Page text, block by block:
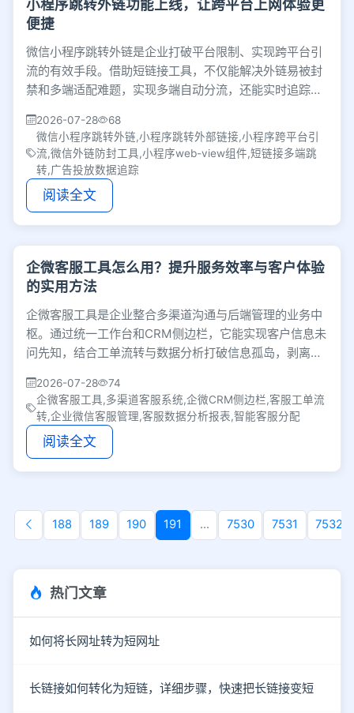
小程序跳转外链功能上线，让跨平台上网体验更
便捷
微信小程序跳转外链是企业打破平台限制、实现跨平台引
流的有效手段。借助短链接工具，不仅能解决外链易被封
禁和多端适配难题，实现多端自动分流，还能实时追踪投
2026-07-28
68
微信小程序跳转外链,小程序跳转外部链接,小程序跨平台引
流,微信外链防封工具,小程序web-view组件,短链接多端跳
转,广告投放数据追踪
阅读全文
企微客服工具怎么用？提升服务效率与客户体验
的实用方法
企微客服工具是企业整合多渠道沟通与后端管理的业务中
枢。通过统一工作台和CRM侧边栏，它能实现客户信息未
问先知，结合工单流转与数据分析打破信息孤岛，剥离重
2026-07-28
74
企微客服工具,多渠道客服系统,企微CRM侧边栏,客服工单流
转,企业微信客服管理,客服数据分析报表,智能客服分配
阅读全文
188 189 190 191 ... 7530 7531 7532
热门文章
如何将长网址转为短网址
长链接如何转化为短链，详细步骤，快速把长链接变短